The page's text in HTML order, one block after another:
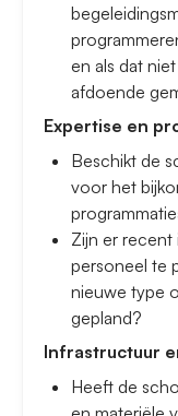
en als dat
afdoende
Expertise en
Beschikt de
voor het
Zijn er
personeel te
nieuwe type
gepland?
Infrastructuur
Heeft de